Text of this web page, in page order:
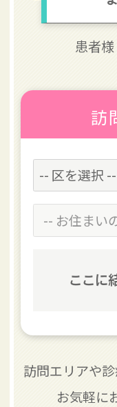
患者様
訪
ここに
訪問エリアや
お気軽に